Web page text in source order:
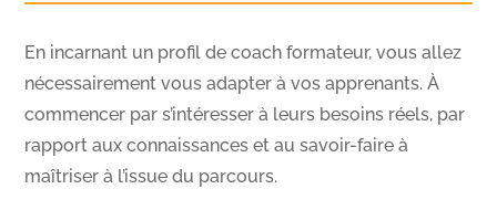
En incarnant un profil de coach formateur, vous allez
nécessairement vous adapter à vos apprenants. À
commencer par s’intéresser à leurs besoins réels, par
rapport aux connaissances et au savoir-faire à
maîtriser à l’issue du parcours.